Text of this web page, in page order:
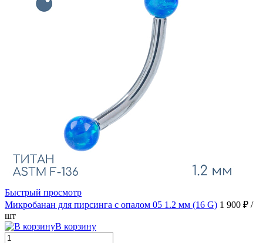
Быстрый просмотр
Микробанан для пирсинга с опалом 05 1.2 мм (16 G) 1 900 ₽ /
шт
В корзину